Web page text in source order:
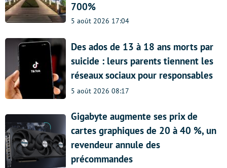
700%
5 août 2026 17:04
Des ados de 13 à 18 ans morts par
suicide : leurs parents tiennent les
réseaux sociaux pour responsables
5 août 2026 08:17
Gigabyte augmente ses prix de
cartes graphiques de 20 à 40 %, un
revendeur annule des
précommandes